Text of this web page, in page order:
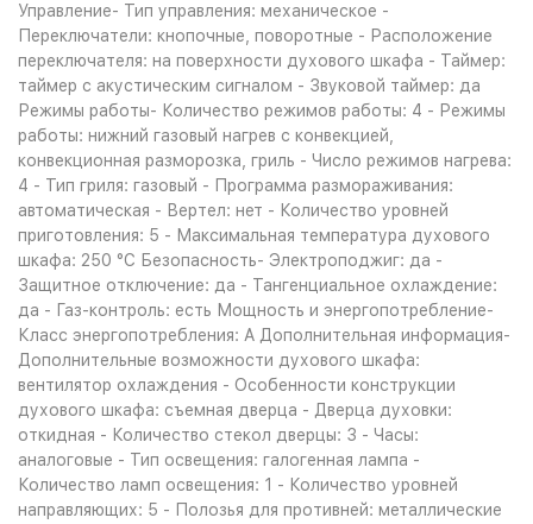
Управление- Тип управления: механическое -
Переключатели: кнопочные, поворотные - Расположение
переключателя: на поверхности духового шкафа - Таймер:
таймер с акустическим сигналом - Звуковой таймер: да
Режимы работы- Количество режимов работы: 4 - Режимы
работы: нижний газовый нагрев с конвекцией,
конвекционная разморозка, гриль - Число режимов нагрева:
4 - Тип гриля: газовый - Программа размораживания:
автоматическая - Вертел: нет - Количество уровней
приготовления: 5 - Максимальная температура духового
шкафа: 250 °С Безопасность- Электроподжиг: да -
Защитное отключение: да - Тангенциальное охлаждение:
да - Газ-контроль: есть Мощность и энергопотребление-
Класс энергопотребления: A Дополнительная информация-
Дополнительные возможности духового шкафа:
вентилятор охлаждения - Особенности конструкции
духового шкафа: съемная дверца - Дверца духовки:
откидная - Количество стекол дверцы: 3 - Часы:
аналоговые - Тип освещения: галогенная лампа -
Количество ламп освещения: 1 - Количество уровней
направляющих: 5 - Полозья для противней: металлические